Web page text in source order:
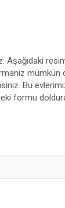
Aşağıdaki
mümkün
Bu
formu